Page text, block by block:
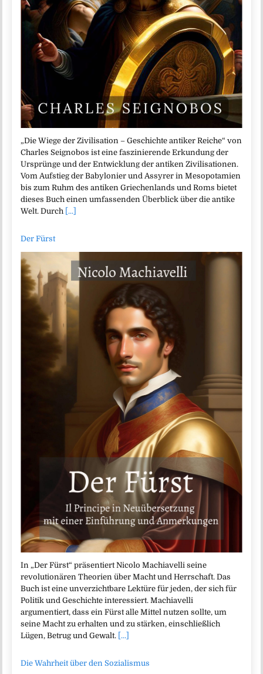
„Die Wiege der Zivilisation – Geschichte antiker Reiche“ von
Charles Seignobos ist eine faszinierende Erkundung der
Ursprünge und der Entwicklung der antiken Zivilisationen.
Vom Aufstieg der Babylonier und Assyrer in Mesopotamien
bis zum Ruhm des antiken Griechenlands und Roms bietet
dieses Buch einen umfassenden Überblick über die antike
Welt. Durch [...]
Der Fürst
In „Der Fürst“ präsentiert Nicolo Machiavelli seine
revolutionären Theorien über Macht und Herrschaft. Das
Buch ist eine unverzichtbare Lektüre für jeden, der sich für
Politik und Geschichte interessiert. Machiavelli
argumentiert, dass ein Fürst alle Mittel nutzen sollte, um
seine Macht zu erhalten und zu stärken, einschließlich
Lügen, Betrug und Gewalt. [...]
Die Wahrheit über den Sozialismus